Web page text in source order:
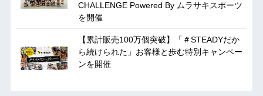
CHALLENGE Powered By ムラサキスポーツ
を開催
【累計販売100万個突破】「＃STEADYだか
ら続けられた」お客様と歩む特別キャンペー
ンを開催